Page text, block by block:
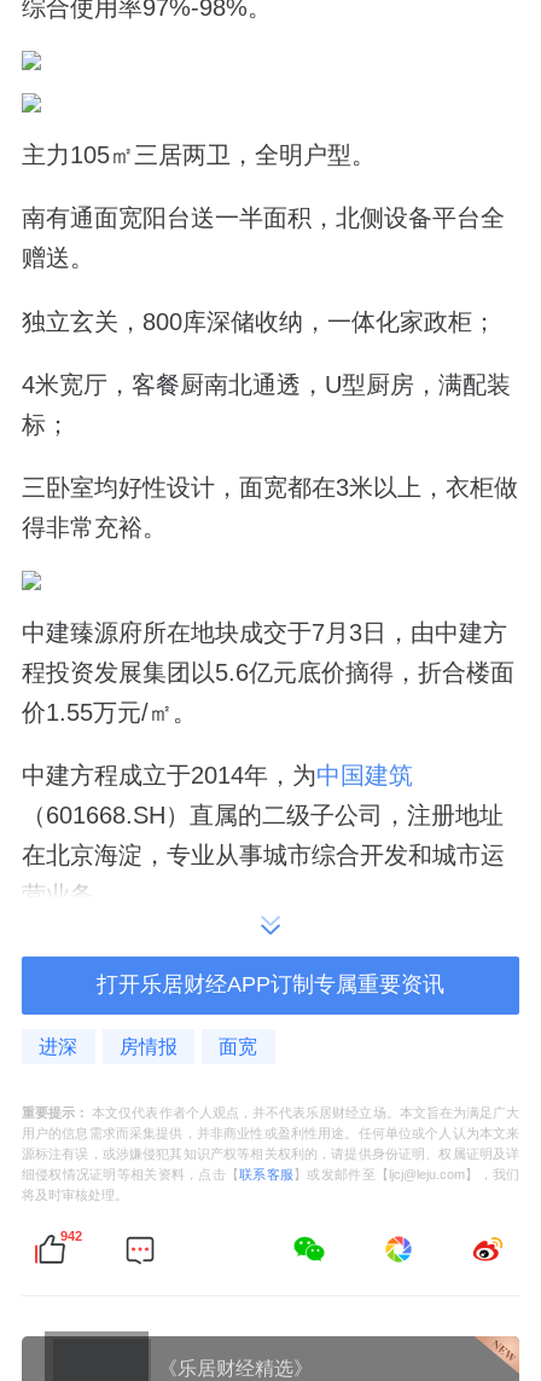
综合使用率97%-98%。
主力105㎡三居两卫，全明户型。
南有通面宽阳台送一半面积，北侧设备平台全
赠送。
独立玄关，800库深储收纳，一体化家政柜；
4米宽厅，客餐厨南北通透，U型厨房，满配装
标；
三卧室均好性设计，面宽都在3米以上，衣柜做
得非常充裕。
中建臻源府所在地块成交于7月3日，由中建方
程投资发展集团以5.6亿元底价摘得，折合楼面
价1.55万元/㎡。
中建方程成立于2014年，为中国建筑
（601668.SH）直属的二级子公司，注册地址
在北京海淀，专业从事城市综合开发和城市运
营业务。
公司法定代表人、董事长为周宇騉，陈新担任
总经理。
地块位于西北六环外延庆新城，延庆休闲度假
商务区（RBD）内，南临妫河水系，近延庆镇
政府和延庆区体育局，距离世园国际旅游度假
区直线2公里左右。
10分钟生活圈内有多所幼儿园、延庆第三小学
打开乐居财经APP订制专属重要资讯
进深 房情报 面宽
重要提示： 本文仅代表作者个人观点，并不代表乐居财经立场。本文旨在为满足广大
用户的信息需求而采集提供，并非商业性或盈利性用途。任何单位或个人认为本文来
源标注有误，或涉嫌侵犯其知识产权等相关权利的，请提供身份证明、权属证明及详
细侵权情况证明等相关资料，点击【联系客服 】或发邮件至【ljcj@leju.com】，我们
将及时审核处理。
942
《乐居财经精选》